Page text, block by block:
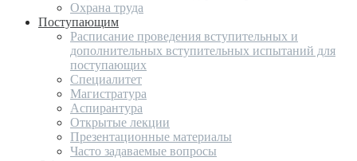
Охрана труда
Поступающим
Расписание проведения вступительных и
дополнительных вступительных испытаний для
поступающих
Специалитет
Магистратура
Аспирантура
Открытые лекции
Презентационные материалы
Часто задаваемые вопросы